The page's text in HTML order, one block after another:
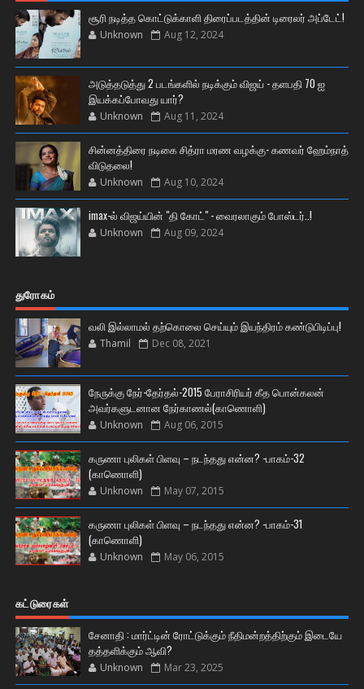
சூரி நடித்த கொட்டுக்காளி திரைப்படத்தின் டிரைலர் அப்டேட்!
Unknown Aug 12, 2024
அடுத்தடுத்து 2 படங்களில் நடிக்கும் விஜய் - தளபதி 70 ஐ
இயக்கப்போவது யார்?
Unknown Aug 11, 2024
சின்னத்திரை நடிகை சித்ரா மரண வழக்கு- கணவர் ஹேம்நாத்
விடுதலை!
Unknown Aug 10, 2024
imax-ல் விஜய்யின் "தி கோட்" - வைரலாகும் போஸ்டர்..!
Unknown Aug 09, 2024
துரோகம்
வலி இல்லாமல் தற்கொலை செய்யும் இயந்திரம் கண்டுபிடிப்பு!
Thamil Dec 08, 2021
நேருக்கு நேர்-தேர்தல்-2015 பேராசிரியர் கீத பொன்கலன்
அவர்களுடனான நேர்காணல்(காணொளி)
Unknown Aug 06, 2015
கருணா புலிகள் பிளவு – நடந்தது என்ன? -பாகம்-32
(காணொளி)
Unknown May 07, 2015
கருணா புலிகள் பிளவு – நடந்தது என்ன? -பாகம்-31
(காணொளி)
Unknown May 06, 2015
கட்டுரைகள்
சேனாதி : மார்ட்டின் ரோட்டுக்கும் நீதிமன்றத்திற்கும் இடையே
தத்தளிக்கும் ஆவி?
Unknown Mar 23, 2025